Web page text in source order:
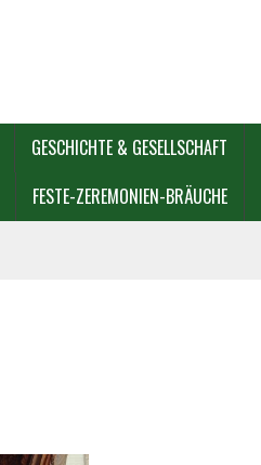
GESCHICHTE & GESELLSCHAFT
FESTE-ZEREMONIEN-BRÄUCHE